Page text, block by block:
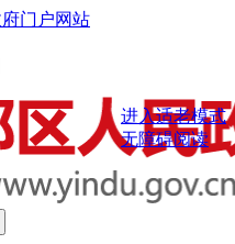
门户网站
进入适老模式
无障碍阅读